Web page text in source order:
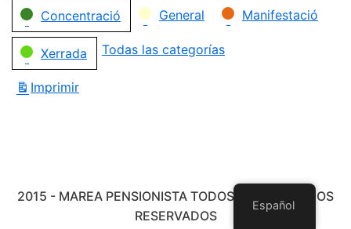
Categorías
Concentració General Manifestació
Xerrada Todas las categorías
Imprimir
2015 - MAREA PENSIONISTA TODOS LOS DERECHOS
RESERVADOS
Español